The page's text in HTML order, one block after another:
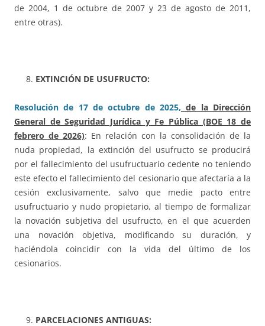
de 2004, 1 de octubre de 2007 y 23 de agosto de 2011,
entre otras).
EXTINCIÓN DE USUFRUCTO:
Resolución de 17 de octubre de 2025, de la Dirección
General de Seguridad Jurídica y Fe Pública (BOE 18 de
febrero de 2026): En relación con la consolidación de la
nuda propiedad, la extinción del usufructo se producirá
por el fallecimiento del usufructuario cedente no teniendo
este efecto el fallecimiento del cesionario que afectaría a la
cesión exclusivamente, salvo que medie pacto entre
usufructuario y nudo propietario, al tiempo de formalizar
la novación subjetiva del usufructo, en el que acuerden
una novación objetiva, modificando su duración, y
haciéndola coincidir con la vida del último de los
cesionarios.
PARCELACIONES ANTIGUAS: